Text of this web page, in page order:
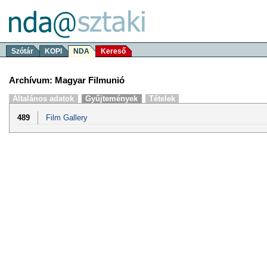
Szótár KOPI NDA Kereső
Archívum: Magyar Filmunió
Általános adatok Gyűjtemények Tételek
489 Film Gallery